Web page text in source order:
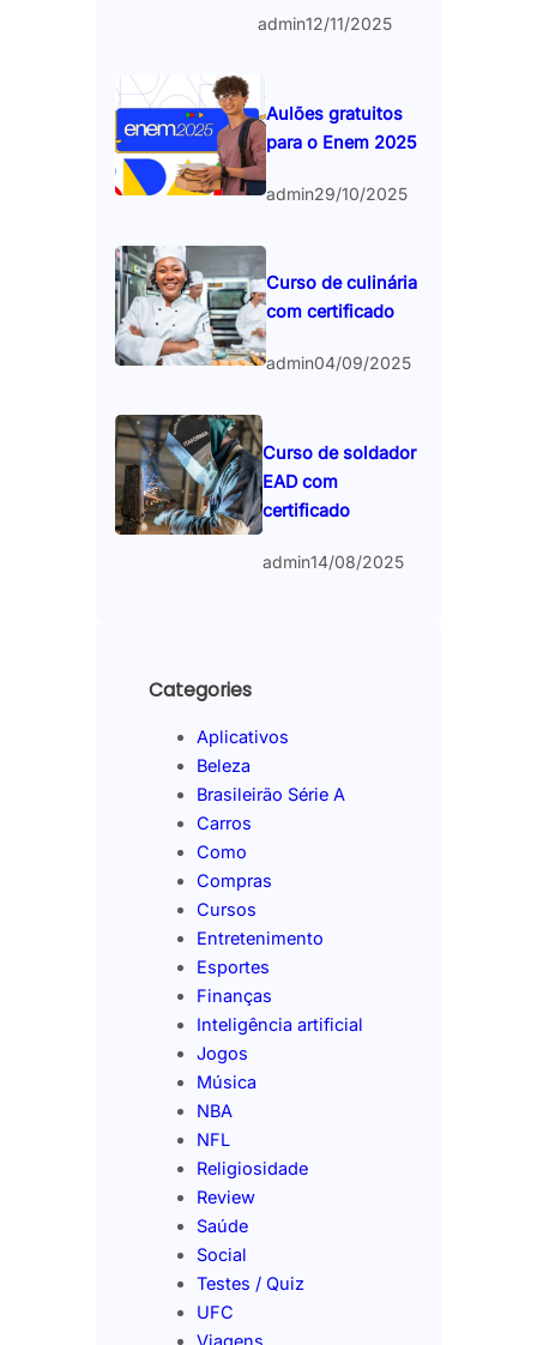
admin12/11/2025
Aulões gratuitos
para o Enem 2025
admin29/10/2025
Curso de culinária
com certificado
admin04/09/2025
Curso de soldador
EAD com
certificado
admin14/08/2025
Categories
Aplicativos
Beleza
Brasileirão Série A
Carros
Como
Compras
Cursos
Entretenimento
Esportes
Finanças
Inteligência artificial
Jogos
Música
NBA
NFL
Religiosidade
Review
Saúde
Social
Testes / Quiz
UFC